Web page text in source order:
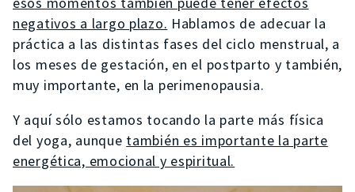
negativos a largo plazo. Hablamos de adecuar la
práctica a las distintas fases del ciclo menstrual, a
los meses de gestación, en el postparto y también,
muy importante, en la perimenopausia.
Y aquí sólo estamos tocando la parte más física
del yoga, aunque también es importante la parte
energética, emocional y espiritual.